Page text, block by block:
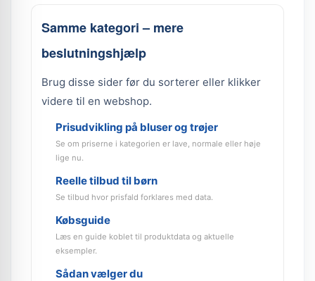
Samme kategori – mere
beslutningshjælp
Brug disse sider før du sorterer eller klikker
videre til en webshop.
Prisudvikling på bluser og trøjer
Se om priserne i kategorien er lave, normale eller høje
lige nu.
Reelle tilbud til børn
Se tilbud hvor prisfald forklares med data.
Købsguide
Læs en guide koblet til produktdata og aktuelle
eksempler.
Sådan vælger du